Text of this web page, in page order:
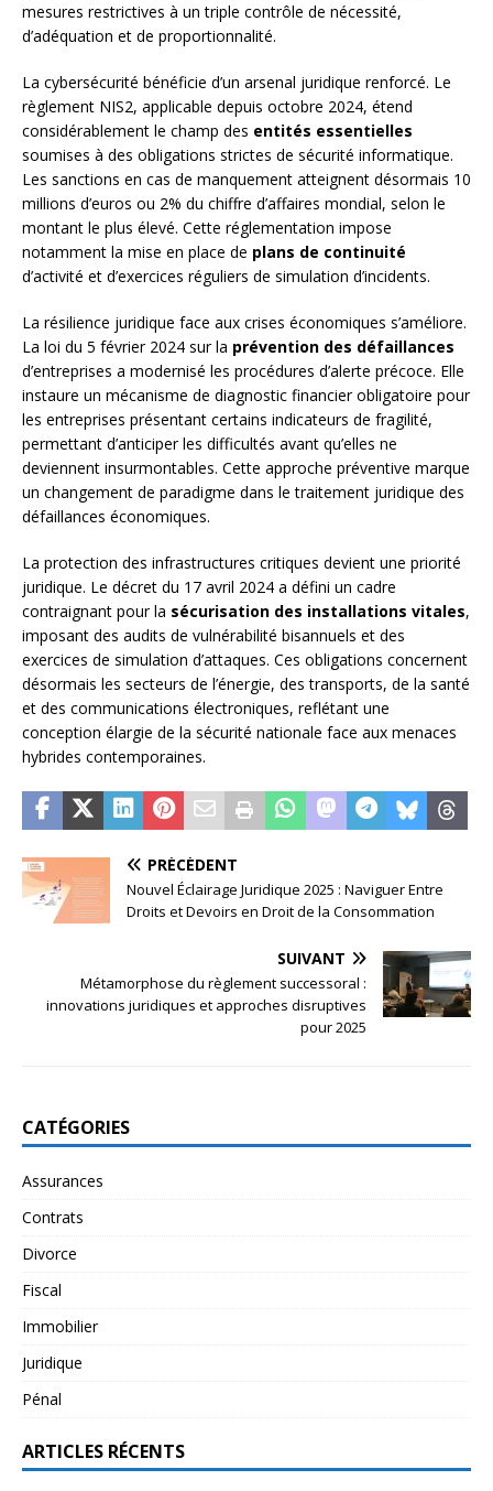
mesures restrictives à un triple contrôle de nécessité,
d’adéquation et de proportionnalité.
La cybersécurité bénéficie d’un arsenal juridique renforcé. Le
règlement NIS2, applicable depuis octobre 2024, étend
considérablement le champ des entités essentielles
soumises à des obligations strictes de sécurité informatique.
Les sanctions en cas de manquement atteignent désormais 10
millions d’euros ou 2% du chiffre d’affaires mondial, selon le
montant le plus élevé. Cette réglementation impose
notamment la mise en place de plans de continuité
d’activité et d’exercices réguliers de simulation d’incidents.
La résilience juridique face aux crises économiques s’améliore.
La loi du 5 février 2024 sur la prévention des défaillances
d’entreprises a modernisé les procédures d’alerte précoce. Elle
instaure un mécanisme de diagnostic financier obligatoire pour
les entreprises présentant certains indicateurs de fragilité,
permettant d’anticiper les difficultés avant qu’elles ne
deviennent insurmontables. Cette approche préventive marque
un changement de paradigme dans le traitement juridique des
défaillances économiques.
La protection des infrastructures critiques devient une priorité
juridique. Le décret du 17 avril 2024 a défini un cadre
contraignant pour la sécurisation des installations vitales,
imposant des audits de vulnérabilité bisannuels et des
exercices de simulation d’attaques. Ces obligations concernent
désormais les secteurs de l’énergie, des transports, de la santé
et des communications électroniques, reflétant une
conception élargie de la sécurité nationale face aux menaces
hybrides contemporaines.
PRÉCÉDENT
Nouvel Éclairage Juridique 2025 : Naviguer Entre
Droits et Devoirs en Droit de la Consommation
SUIVANT
Métamorphose du règlement successoral :
innovations juridiques et approches disruptives
pour 2025
CATÉGORIES
Assurances
Contrats
Divorce
Fiscal
Immobilier
Juridique
Pénal
ARTICLES RÉCENTS